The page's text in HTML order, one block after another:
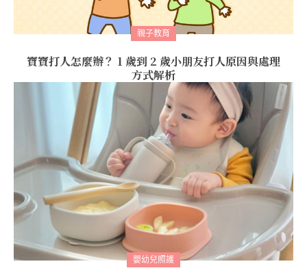
親子教育
寶寶打人怎麼辦？ 1 歲到 2 歲小朋友打人原因與處理
方式解析
嬰幼兒照護